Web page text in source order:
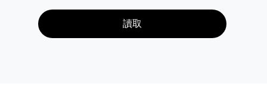
讀取